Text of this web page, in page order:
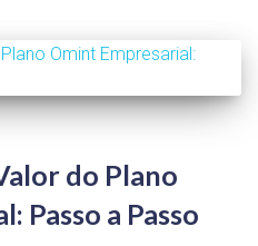
do Plano
Passo a Passo